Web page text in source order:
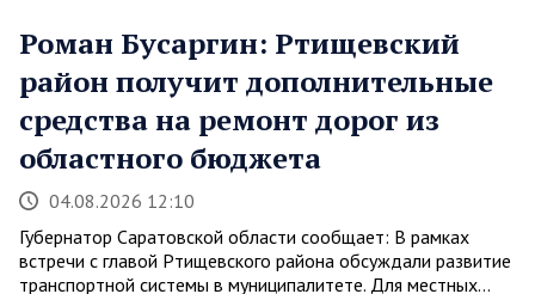
Роман Бусаргин: Ртищевский
район получит дополнительные
средства на ремонт дорог из
областного бюджета
04.08.2026 12:10
Губернатор Саратовской области сообщает: В рамках
встречи с главой Ртищевского района обсуждали развитие
транспортной системы в муниципалитете. Для местных…